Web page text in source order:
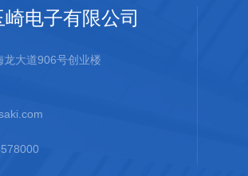
电子有限公司
大道906号创业楼